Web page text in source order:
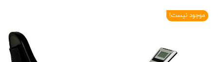
موجود نیست!